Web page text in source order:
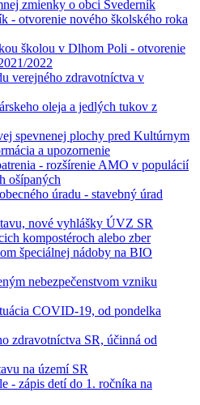
zmienky o obci Svederník
- otvorenie nového školského roka
školou v Dlhom Poli - otvorenie
2022
verejného zdravotníctva v
oleja a jedlých tukov z
spevnenej plochy pred Kultúrnym
a upozornenie
- rozšírenie AMO v populácií
ošípaných
úradu - stavebný úrad
nové vyhlášky ÚVZ SR
kompostéroch alebo zber
špeciálnej nádoby na BIO
nebezpečenstvom vzniku
COVID-19, od pondelka
zdravotníctva SR, účinná od
na území SR
- zápis detí do 1. ročníka na